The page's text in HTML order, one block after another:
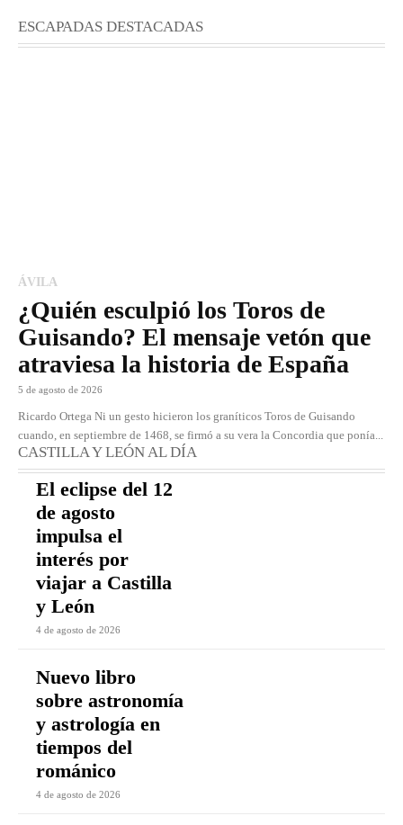
ESCAPADAS DESTACADAS
ÁVILA
¿Quién esculpió los Toros de
Guisando? El mensaje vetón que
atraviesa la historia de España
5 de agosto de 2026
Ricardo Ortega Ni un gesto hicieron los graníticos Toros de Guisando
cuando, en septiembre de 1468, se firmó a su vera la Concordia que ponía...
CASTILLA Y LEÓN AL DÍA
El eclipse del 12
de agosto
impulsa el
interés por
viajar a Castilla
y León
4 de agosto de 2026
Nuevo libro
sobre astronomía
y astrología en
tiempos del
románico
4 de agosto de 2026